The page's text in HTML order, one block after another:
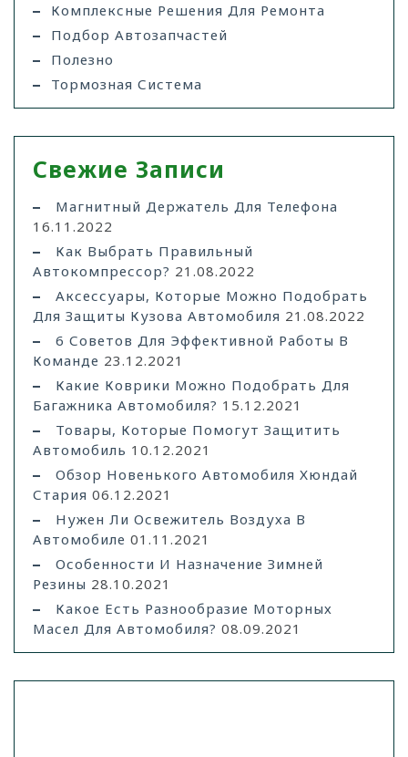
Комплексные Решения Для Ремонта
Подбор Автозапчастей
Полезно
Тормозная Система
Свежие Записи
Магнитный Держатель Для Телефона
16.11.2022
Как Выбрать Правильный
Автокомпрессор? 21.08.2022
Аксессуары, Которые Можно Подобрать
Для Защиты Кузова Автомобиля 21.08.2022
6 Советов Для Эффективной Работы В
Команде 23.12.2021
Какие Коврики Можно Подобрать Для
Багажника Автомобиля? 15.12.2021
Товары, Которые Помогут Защитить
Автомобиль 10.12.2021
Обзор Новенького Автомобиля Хюндай
Стария 06.12.2021
Нужен Ли Освежитель Воздуха В
Автомобиле 01.11.2021
Особенности И Назначение Зимней
Резины 28.10.2021
Какое Есть Разнообразие Моторных
Масел Для Автомобиля? 08.09.2021